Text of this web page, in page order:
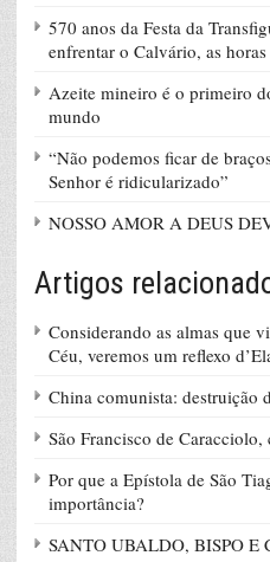
570 anos da Festa da
enfrentar o Calvário, as
Azeite mineiro é o primeiro
mundo
“Não podemos ficar de
Senhor é ridicularizado”
NOSSO AMOR A DEUS
Artigos
Considerando as almas que
Céu, veremos um reflexo
China comunista: destruição
São Francisco de Caracciolo,
Por que a Epístola de São
importância?
SANTO UBALDO, BISPO E